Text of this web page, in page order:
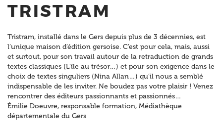
TRISTRAM
Tristram, installé dans le Gers depuis plus de 3 décennies, est
l’unique maison d’édition gersoise. C’est pour cela, mais, aussi
et surtout, pour son travail autour de la retraduction de grands
textes classiques (L’île au trésor…) et pour son exigence dans le
choix de textes singuliers (Nina Allan…) qu’il nous a semblé
indispensable de les inviter. Ne boudez pas votre plaisir ! Venez
rencontrer des éditeurs passionnants et passionnés…
Émilie Doeuvre, responsable formation, Médiathèque
départementale du Gers